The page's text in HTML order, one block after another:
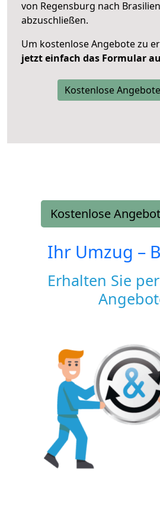
von Regensburg nach
abzuschließen.
Um kostenlose Angebote zu
jetzt einfach das Formular
Kostenlose
Kostenlose
Ihr Umzug –
Erhalten Sie